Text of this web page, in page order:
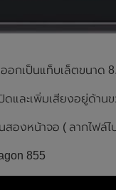
อกเป็นแท็บเล็ตขนาด
และเพิ่มเสียงอยู่ด้านข
องหน้าจอ ( ลากไฟล์ไ
855